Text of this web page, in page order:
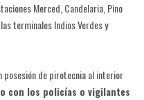
Merced, Candelaria, Pino
terminales Indios Verdes y
posesión de pirotecnia al interior
con los policías o vigilantes